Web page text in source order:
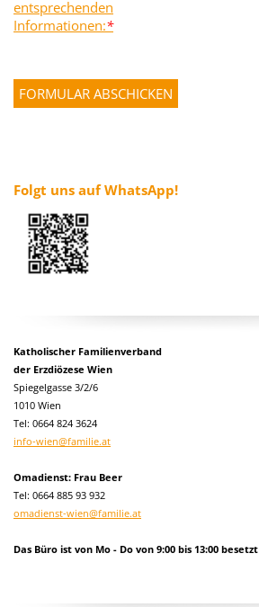
entsprechenden
Informationen:*
Folgt uns auf WhatsApp!
Katholischer Familienverband
der Erzdiözese Wien
Spiegelgasse 3/2/6
1010 Wien
Tel: 0664 824 3624
info-wien@familie.at
Omadienst: Frau Beer
Tel: 0664 885 93 932
omadienst-wien@familie.at
Das Büro ist von Mo - Do von 9:00 bis 13:00 besetzt